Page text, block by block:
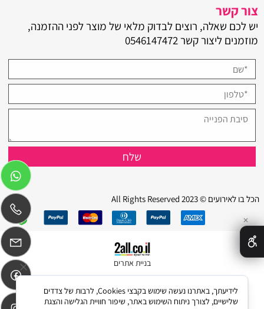
צור קשר
יש לכם שאלה, רוצים לבדוק מלאי של מוצר לפני ההזמנה,
מוזמנים ליצור קשר0546147472
הכל בו לאירועים © 2023 All Rights Reserved
בניית אתרים
✕
לידיעתך, באתרנו נעשה שימוש בקבצי Cookies, לרבות של צדדים
שלישיים, לצורך ניתוח השימוש באתר, שיפור חוויית הגלישה והצגת